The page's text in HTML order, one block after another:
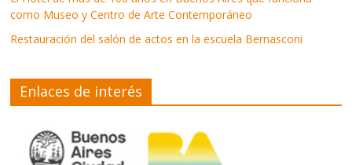
como Museo y Centro de Arte Contemporáneo
Restauración del salón de actos en la escuela Bernasconi
Enlaces de interés